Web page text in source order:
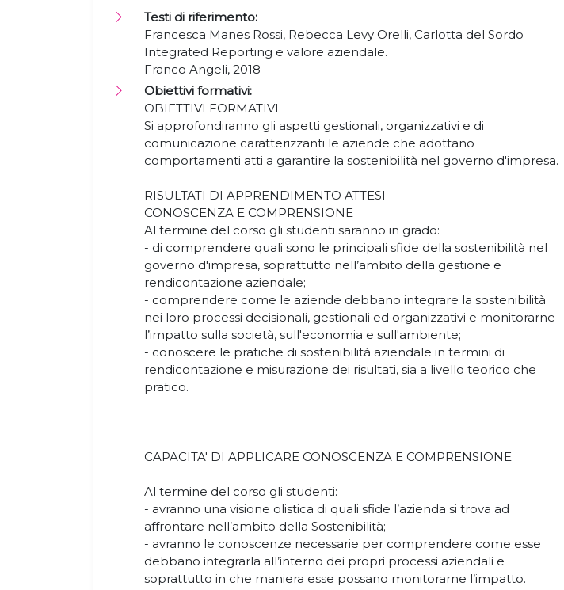
Testi di riferimento:
Francesca Manes Rossi, Rebecca Levy Orelli, Carlotta del Sordo
Integrated Reporting e valore aziendale.
Franco Angeli, 2018
Obiettivi formativi:
OBIETTIVI FORMATIVI
Si approfondiranno gli aspetti gestionali, organizzativi e di
comunicazione caratterizzanti le aziende che adottano
comportamenti atti a garantire la sostenibilità nel governo d'impresa.
RISULTATI DI APPRENDIMENTO ATTESI
CONOSCENZA E COMPRENSIONE
Al termine del corso gli studenti saranno in grado:
- di comprendere quali sono le principali sfide della sostenibilità nel
governo d'impresa, soprattutto nell’ambito della gestione e
rendicontazione aziendale;
- comprendere come le aziende debbano integrare la sostenibilità
nei loro processi decisionali, gestionali ed organizzativi e monitorarne
l’impatto sulla società, sull'economia e sull'ambiente;
- conoscere le pratiche di sostenibilità aziendale in termini di
rendicontazione e misurazione dei risultati, sia a livello teorico che
pratico.
CAPACITA' DI APPLICARE CONOSCENZA E COMPRENSIONE
Al termine del corso gli studenti:
- avranno una visione olistica di quali sfide l’azienda si trova ad
affrontare nell’ambito della Sostenibilità;
- avranno le conoscenze necessarie per comprendere come esse
debbano integrarla all’interno dei propri processi aziendali e
soprattutto in che maniera esse possano monitorarne l’impatto.